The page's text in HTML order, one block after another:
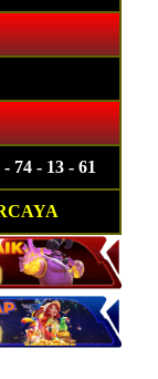
74 - 13 - 61